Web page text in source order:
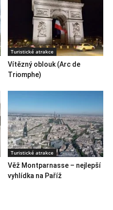
Turistické atrakce
Vítězný oblouk (Arc de
Triomphe)
Turistické atrakce
Věž Montparnasse – nejlepší
vyhlídka na Paříž